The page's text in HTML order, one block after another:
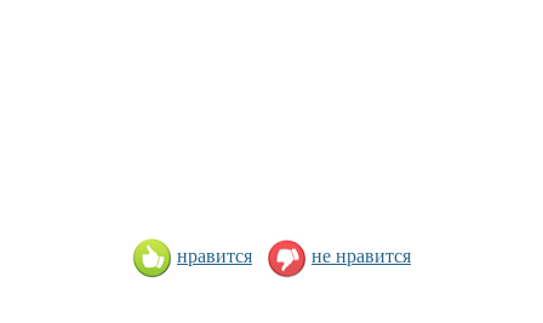
нравится не нравится